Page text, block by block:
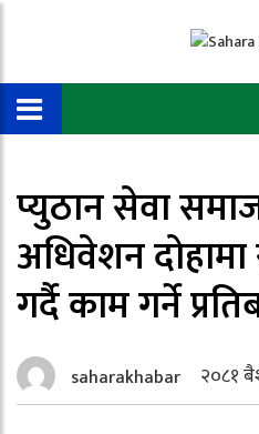
प्युठान सेवा
अधिवेशन दोहामा
गर्दै काम गर्ने
saharakhabar २०८१